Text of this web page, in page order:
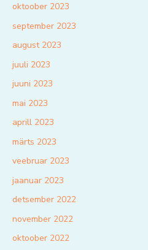
oktoober 2023
september 2023
august 2023
juuli 2023
juuni 2023
mai 2023
aprill 2023
märts 2023
veebruar 2023
jaanuar 2023
detsember 2022
november 2022
oktoober 2022